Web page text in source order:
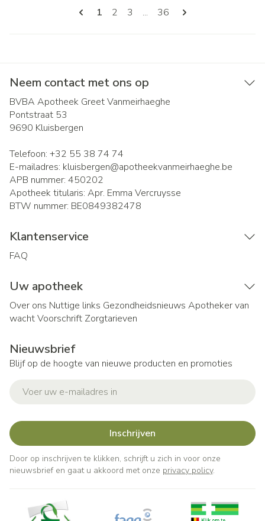
Pagina's
U lees momenteel pagina
1 Pagina
2 Pagina
3 ... Pagina
36
Neem contact met ons op
BVBA Apotheek Greet Vanmeirhaeghe
Pontstraat 53
9690 Kluisbergen
Telefoon: +32 55 38 74 74
E-mailadres: kluisbergen@apotheekvanmeirhaeghe.be
APB nummer: 450202
Apotheek titularis: Apr. Emma Vercruysse
BTW nummer: BE0849382478
Klantenservice
FAQ
Uw apotheek
Over ons Nuttige links Gezondheidsnieuws Apotheker van
wachtVoorschrift Zorgtarieven
Nieuwsbrief
Blijf op de hoogte van nieuwe producten en promoties
Inschrijven
Door op inschrijven te klikken, schrijft u zich in voor onze
nieuwsbrief en gaat u akkoord met onze privacy policy.